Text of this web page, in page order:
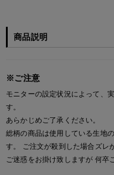
商品説明
※ご注意
モニターの設定状況によって、
す。
あらかじめご了承ください。
総柄の商品は使用している生地
す。 ご注文が殺到した場合ズレ
ご迷惑をお掛け致しますが 何卒